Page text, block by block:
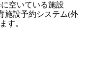
空いている施設
施設予約システム(外
す。